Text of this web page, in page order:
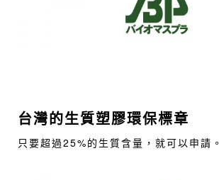
台灣的生質塑膠環保標章
只要超過25%的生質含量，就可以申請。